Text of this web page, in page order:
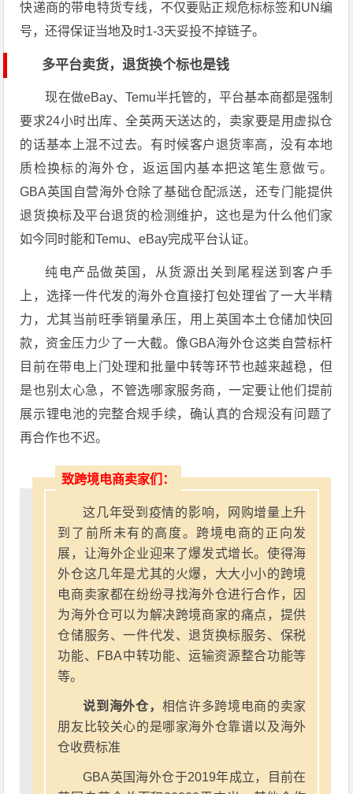
快递商的带电特货专线，不仅要贴正规危标标签和UN编
号，还得保证当地及时1-3天妥投不掉链子。
多平台卖货，退货换个标也是钱
现在做eBay、Temu半托管的，平台基本商都是强制
要求24小时出库、全英两天送达的，卖家要是用虚拟仓
的话基本上混不过去。有时候客户退货率高，没有本地
质检换标的海外仓，返运国内基本把这笔生意做亏。
GBA英国自营海外仓除了基础仓配派送，还专门能提供
退货换标及平台退货的检测维护，这也是为什么他们家
如今同时能和Temu、eBay完成平台认证。
纯电产品做英国，从货源出关到尾程送到客户手
上，选择一件代发的海外仓直接打包处理省了一大半精
力，尤其当前旺季销量承压，用上英国本土仓储加快回
款，资金压力少了一大截。像GBA海外仓这类自营标杆
目前在带电上门处理和批量中转等环节也越来越稳，但
是也别太心急，不管选哪家服务商，一定要让他们提前
展示锂电池的完整合规手续，确认真的合规没有问题了
再合作也不迟。
致跨境电商卖家们：
这几年受到疫情的影响，网购增量上升
到了前所未有的高度。跨境电商的正向发
展，让海外企业迎来了爆发式增长。使得海
外仓这几年是尤其的火爆，大大小小的跨境
电商卖家都在纷纷寻找海外仓进行合作，因
为海外仓可以为解决跨境商家的痛点，提供
仓储服务、一件代发、退货换标服务、保税
功能、FBA中转功能、运输资源整合功能等
等。
说到海外仓， 相信许多跨境电商的卖家
朋友比较关心的是哪家海外仓靠谱以及海外
仓收费标准
GBA英国海外仓于2019年成立，目前在